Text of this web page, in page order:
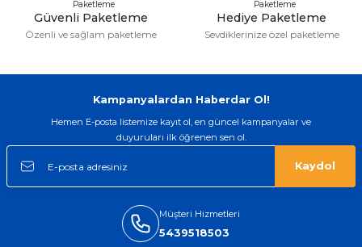
Güvenli Paketleme
Özenli ve sağlam paketleme
Hediye Paketleme
Sevdiklerinize özel paketleme
Kampanyalardan Haberdar Ol!
Hemen E-posta listemize kayıt ol, en güncel kampanyalar ve
duyuruları ilk öğrenen sen ol.
Kaydol
Müşteri Hizmetleri
5439518503